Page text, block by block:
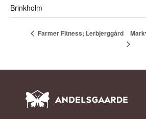
Brinkholm
Farmer Fitness; Lerbjerggård